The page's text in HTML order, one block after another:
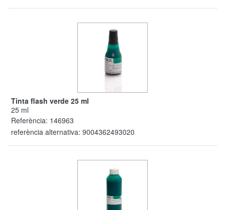
Tinta flash verde 25 ml
25 ml
Referència: 146963
referència alternativa: 9004362493020